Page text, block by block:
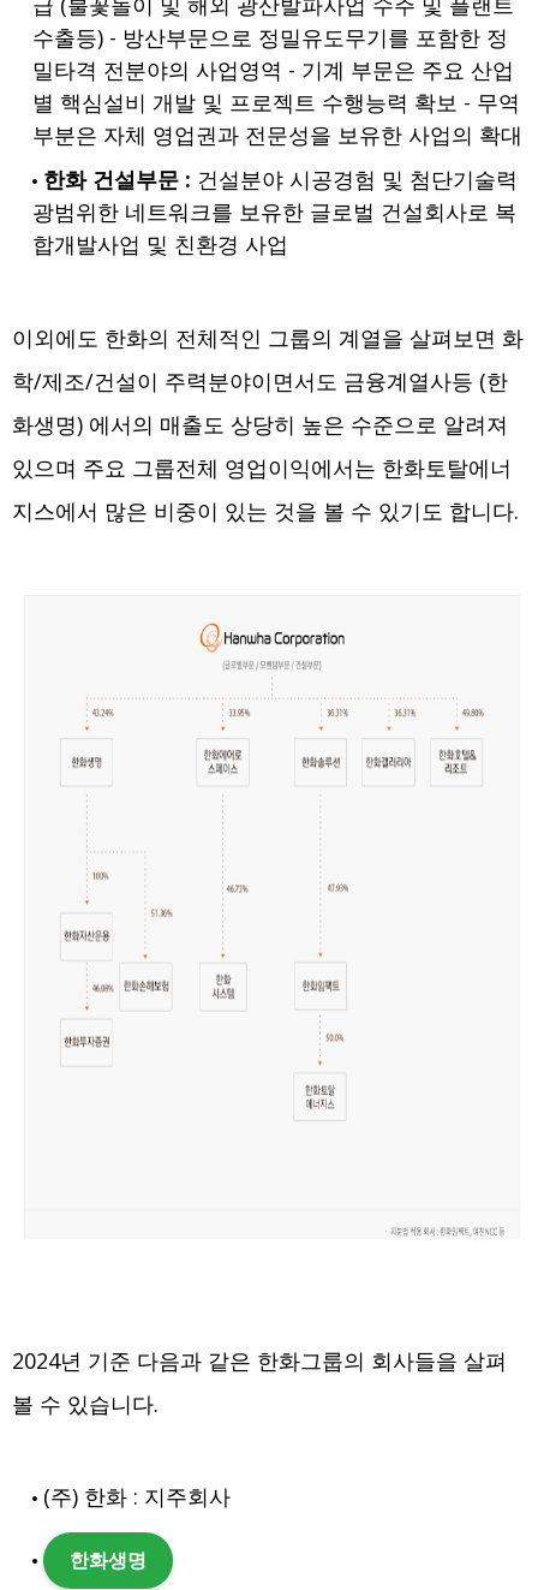
수출등) - 방산부문으로 정밀유도무기를 포함한 정
밀타격 전분야의 사업영역 - 기계 부문은 주요 산업
별 핵심설비 개발 및 프로젝트 수행능력 확보 - 무역
부분은 자체 영업권과 전문성을 보유한 사업의 확대
한화 건설부문 : 건설분야 시공경험 및 첨단기술력
광범위한 네트워크를 보유한 글로벌 건설회사로 복
합개발사업 및 친환경 사업
이외에도 한화의 전체적인 그룹의 계열을 살펴보면 화
학/제조/건설이 주력분야이면서도 금융계열사등 (한
화생명) 에서의 매출도 상당히 높은 수준으로 알려져
있으며 주요 그룹전체 영업이익에서는 한화토탈에너
지스에서 많은 비중이 있는 것을 볼 수 있기도 합니다.
2024년 기준 다음과 같은 한화그룹의 회사들을 살펴
볼 수 있습니다.
(주) 한화 : 지주회사
한화생명